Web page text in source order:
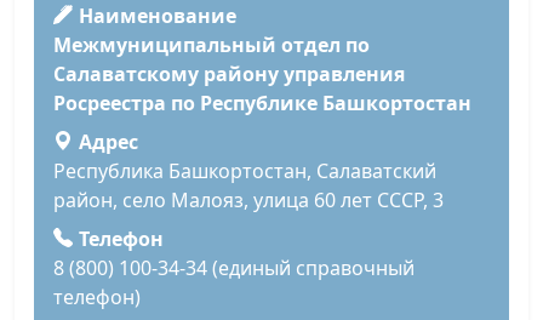
Наименование
Межмуниципальный отдел по
Салаватскому району управления
Росреестра по Республике Башкортостан
Адрес
Республика Башкортостан, Салаватский
район, село Малояз, улица 60 лет СССР, 3
Телефон
8 (800) 100-34-34 (единый справочный
телефон)